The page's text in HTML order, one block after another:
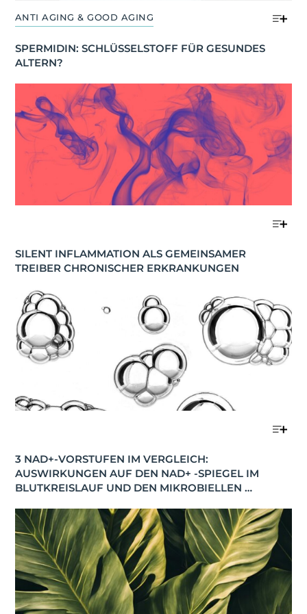
ANTI AGING & GOOD AGING
SPERMIDIN: SCHLÜSSELSTOFF FÜR GESUNDES
ALTERN?
SILENT INFLAMMATION ALS GEMEINSAMER
TREIBER CHRONISCHER ERKRANKUNGEN
3 NAD+-VORSTUFEN IM VERGLEICH:
AUSWIRKUNGEN AUF DEN NAD+ -SPIEGEL IM
BLUTKREISLAUF UND DEN MIKROBIELLEN